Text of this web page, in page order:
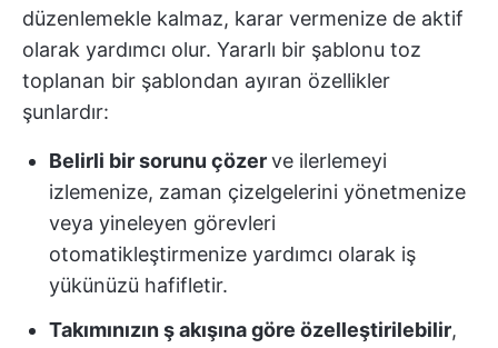
düzenlemekle kalmaz, karar vermenize de aktif
olarak yardımcı olur. Yararlı bir şablonu toz
toplanan bir şablondan ayıran özellikler
şunlardır:
Belirli bir sorunu çözerve ilerlemeyi
izlemenize, zaman çizelgelerini yönetmenize
veya yineleyen görevleri
otomatikleştirmenize yardımcı olarak iş
yükünüzü hafifletir.
Takımınızın ş akışına göre özelleştirilebilir,